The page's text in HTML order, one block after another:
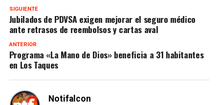
SIGUIENTE
Jubilados de PDVSA exigen mejorar el seguro médico
ante retrasos de reembolsos y cartas aval
ANTERIOR
Programa «La Mano de Dios» beneficia a 31 habitantes
en Los Taques
Notifalcon